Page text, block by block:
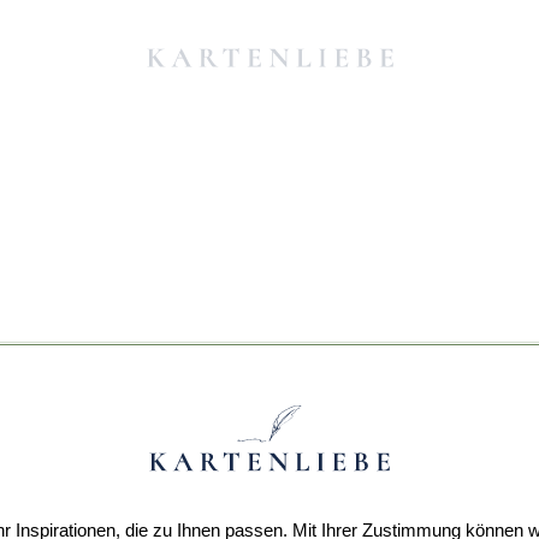
Inspirationen, die zu Ihnen passen. Mit Ihrer Zustimmung können